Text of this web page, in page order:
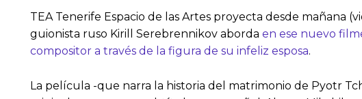
TEA Tenerife Espacio de las Artes proyecta desde mañana
guionista ruso Kirill Serebrennikov aborda en ese nuevo
compositor a través de la figura de su infeliz esposa.
La película -que narra la historia del matrimonio de Pyotr